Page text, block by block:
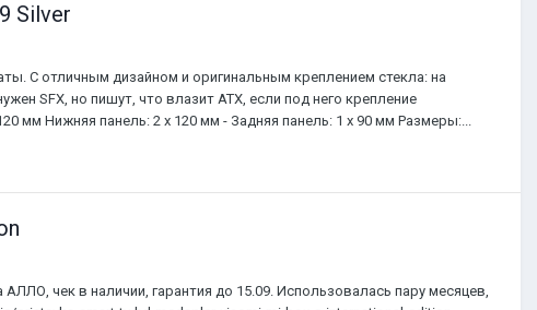
Silver
С отличным дизайном и оригинальным креплением стекла: на
SFX, но пишут, что влазит ATX, если под него крепление
мм Нижняя панель: 2 x 120 мм - Задняя панель: 1 x 90 мм Размеры:...
чек в наличии, гарантия до 15.09. Использовалась пару месяцев,